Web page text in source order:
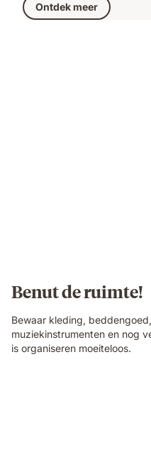
Ontdek meer
Benut de ruimte!
Bewaar kleding,
muziekinstrumenten en nog
is organiseren moeiteloos.